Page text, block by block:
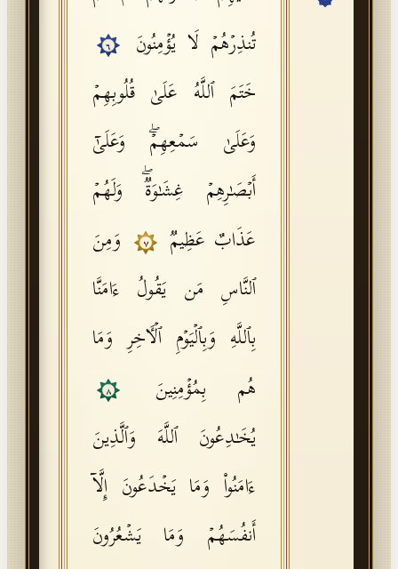
Tajweed Guide
Font Edition Tester
تُنذِرۡهُمۡ لَا یُؤۡمِنُونَ
٦
خَتَمَ ٱللَّهُ عَلَىٰ قُلُوبِهِمۡ
وَعَلَىٰ سَمۡعِهِمۡۖ وَعَلَىٰۤ
أَبۡصَـٰرِهِمۡ غِشَـٰوَةࣱۖ وَلَهُمۡ
عَذَابٌ عَظِیمࣱ
٧
وَمِنَ
ٱلنَّاسِ مَن یَقُولُ ءَامَنَّا
بِٱللَّهِ وَبِٱلۡیَوۡمِ ٱلۡـَٔاخِرِ وَمَا
هُم بِمُؤۡمِنِینَ
٨
یُخَـٰدِعُونَ ٱللَّهَ وَٱلَّذِینَ
ءَامَنُوا۟ وَمَا یَخۡدَعُونَ إِلَّاۤ
أَنفُسَهُمۡ وَمَا یَشۡعُرُونَ